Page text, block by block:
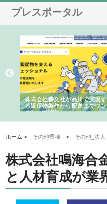
プレスポータル
株式会社耕文社が品川で実現す
る販促物製作から配送までワン
ストップ対応
ホーム > その他業種 > その他_法人
株式会社鳴海合
と人材育成が業